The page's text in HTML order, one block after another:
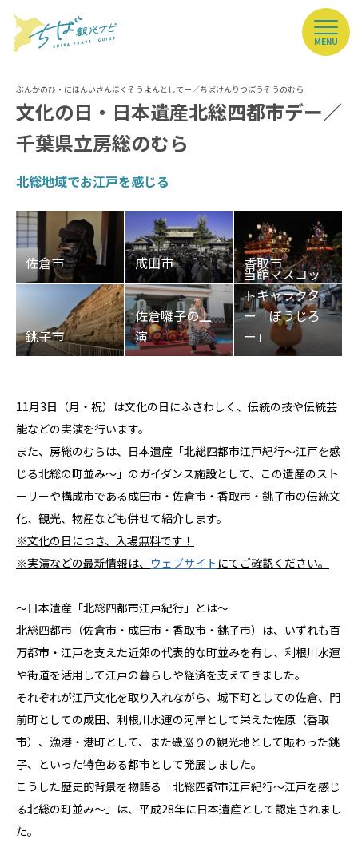
MENU
文化の日・日本遺産北総四都市デー／
千葉県立房総のむら
北総地域でお江戸を感じる
11月3日（月・祝）は文化の日にふさわしく、伝統の技や伝統芸
能などの実演を行います。
また、房総のむらは、日本遺産「北総四都市江戸紀行～江戸を感
じる北総の町並み～」のガイダンス施設として、この遺産のスト
ーリーや構成市である成田市・佐倉市・香取市・銚子市の伝統文
化、観光、物産なども併せて紹介します。
※文化の日につき、入場無料です！
※実演などの最新情報は、 ウェブサイト にてご確認ください。
～日本遺産「北総四都市江戸紀行」とは～
北総四都市（佐倉市・成田市・香取市・銚子市）は、いずれも百
万都市・江戸を支えた近郊の代表的な町並みを有し、利根川水運
や街道を活用して江戸の暮らしや経済を支えてきました。
それぞれが江戸文化を取り入れながら、城下町としての佐倉、門
前町としての成田、利根川水運の河岸として栄えた佐原（香取
市）、漁港・港町として、また磯巡りの観光地として賑わった銚
子、といった特色ある都市として発展しました。
こうした歴史的背景を物語る「北総四都市江戸紀行～江戸を感じ
る北総の町並み～」は、平成28年に日本遺産として認定されまし
た。